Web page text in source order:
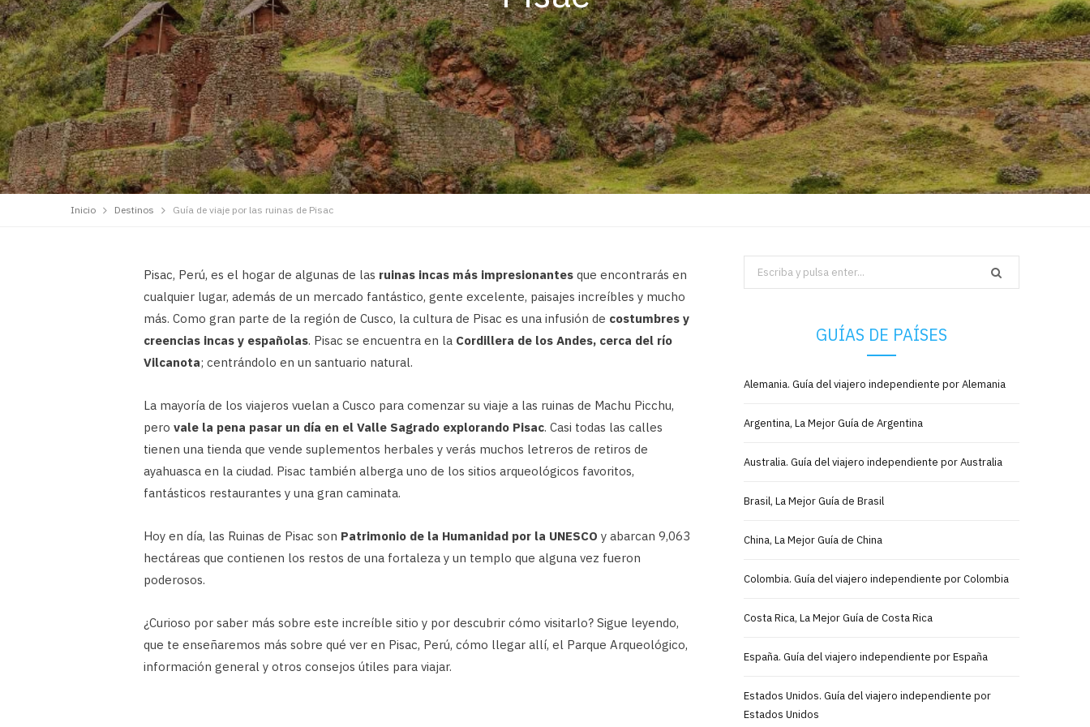
Inicio Destinos Guía de viaje por las ruinas de Pisac
Pisac, Perú, es el hogar de algunas de las ruinas incas más impresionantes que encontrarás en
cualquier lugar, además de un mercado fantástico, gente excelente, paisajes increíbles y mucho
más. Como gran parte de la región de Cusco, la cultura de Pisac es una infusión de costumbres y
creencias incas y españolas. Pisac se encuentra en la Cordillera de los Andes, cerca del río
Vilcanota; centrándolo en un santuario natural.
La mayoría de los viajeros vuelan a Cusco para comenzar su viaje a las ruinas de Machu Picchu,
pero vale la pena pasar un día en el Valle Sagrado explorando Pisac. Casi todas las calles
tienen una tienda que vende suplementos herbales y verás muchos letreros de retiros de
ayahuasca en la ciudad. Pisac también alberga uno de los sitios arqueológicos favoritos,
fantásticos restaurantes y una gran caminata.
Hoy en día, las Ruinas de Pisac son Patrimonio de la Humanidad por la UNESCO y abarcan 9,063
hectáreas que contienen los restos de una fortaleza y un templo que alguna vez fueron
poderosos.
¿Curioso por saber más sobre este increíble sitio y por descubrir cómo visitarlo? Sigue leyendo,
que te enseñaremos más sobre qué ver en Pisac, Perú, cómo llegar allí, el Parque Arqueológico,
información general y otros consejos útiles para viajar.
Search
for:
GUÍAS DE PAÍSES
Alemania. Guía del viajero independiente por Alemania
Argentina, La Mejor Guía de Argentina
Australia. Guía del viajero independiente por Australia
Brasil, La Mejor Guía de Brasil
China, La Mejor Guía de China
Colombia. Guía del viajero independiente por Colombia
Costa Rica, La Mejor Guía de Costa Rica
España. Guía del viajero independiente por España
Estados Unidos. Guía del viajero independiente por
Estados Unidos